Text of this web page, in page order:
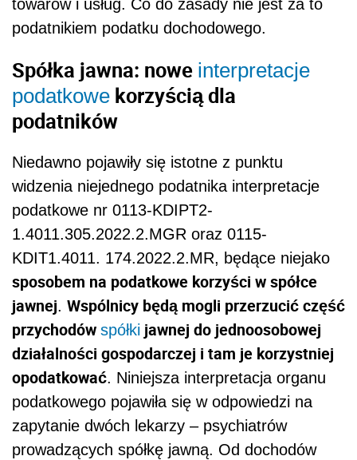
towarów i usług. Co do zasady nie jest za to
podatnikiem podatku dochodowego.
Spółka jawna: nowe interpretacje
podatkowe korzyścią dla
podatników
Niedawno pojawiły się istotne z punktu
widzenia niejednego podatnika interpretacje
podatkowe nr 0113-KDIPT2-
1.4011.305.2022.2.MGR oraz 0115-
KDIT1.4011. 174.2022.2.MR, będące niejako
sposobem na podatkowe korzyści w spółce
jawnej. Wspólnicy będą mogli przerzucić część
przychodów spółki jawnej do jednoosobowej
działalności gospodarczej i tam je korzystniej
opodatkować. Niniejsza interpretacja organu
podatkowego pojawiła się w odpowiedzi na
zapytanie dwóch lekarzy – psychiatrów
prowadzących spółkę jawną. Od dochodów